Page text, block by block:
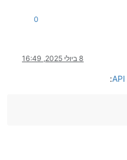
0
8 ביולי 2025, 16:49
: